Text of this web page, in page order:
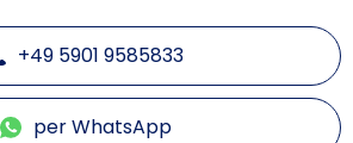
+49 5901 9585833
per WhatsApp